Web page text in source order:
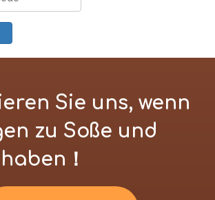
Sie uns, wenn
zu Soße und
！